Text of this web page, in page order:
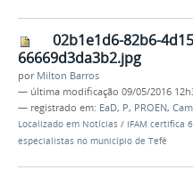
02b1e1d6-82b6-
66669d3da3b2.jpg
por Milton Barros
— última modificação 09/05/2016
— registrado em: EaD, P, PROEN,
Localizado em Notícias / IFAM certifica
especialistas no município de Tefé